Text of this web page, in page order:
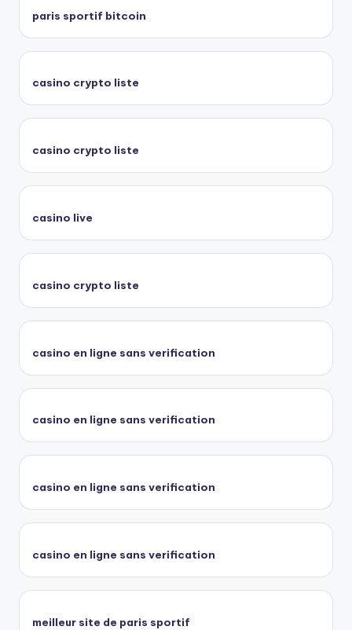
paris sportif bitcoin
casino crypto liste
casino crypto liste
casino live
casino crypto liste
casino en ligne sans verification
casino en ligne sans verification
casino en ligne sans verification
casino en ligne sans verification
meilleur site de paris sportif